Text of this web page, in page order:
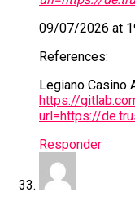
09/07/2026 at
References:
Legiano Casino
https://
url=https://
Responder